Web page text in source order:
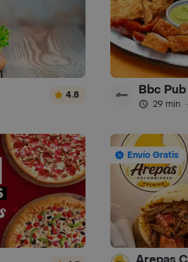
4.8 Bbc Pub
29 min ·
Envío Gratis